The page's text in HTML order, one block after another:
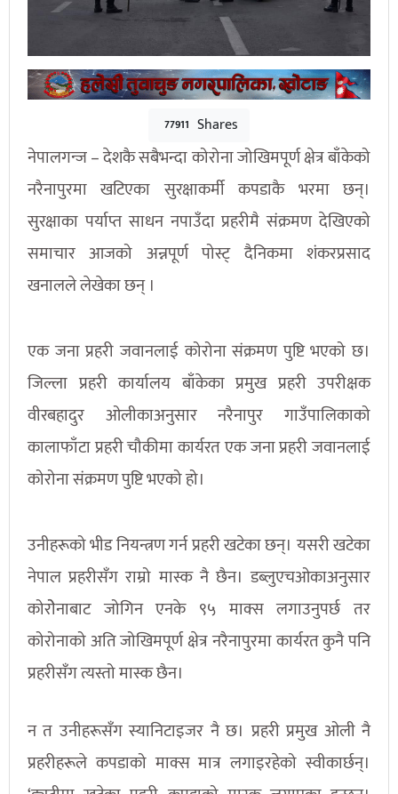
77911 Shares
नेपालगन्ज – देशकै सबैभन्दा कोरोना जोखिमपूर्ण क्षेत्र बाँकेको
नरैनापुरमा खटिएका सुरक्षाकर्मी कपडाकै भरमा छन्।
सुरक्षाका पर्याप्त साधन नपाउँदा प्रहरीमै संक्रमण देखिएको
समाचार आजको अन्नपूर्ण पोस्ट् दैनिकमा शंकरप्रसाद
खनालले लेखेका छन् ।
एक जना प्रहरी जवानलाई कोरोना संक्रमण पुष्टि भएको छ।
जिल्ला प्रहरी कार्यालय बाँकेका प्रमुख प्रहरी उपरीक्षक
वीरबहादुर ओलीकाअनुसार नरैनापुर गाउँपालिकाको
कालाफाँटा प्रहरी चौकीमा कार्यरत एक जना प्रहरी जवानलाई
कोरोना संक्रमण पुष्टि भएको हो।
उनीहरूको भीड नियन्त्रण गर्न प्रहरी खटेका छन्। यसरी खटेका
नेपाल प्रहरीसँग राम्रो मास्क नै छैन। डब्लुएचओकाअनुसार
कोरोेनाबाट जोगिन एनके ९५ माक्स लगाउनुपर्छ तर
कोरोनाको अति जोखिमपूर्ण क्षेत्र नरैनापुरमा कार्यरत कुनै पनि
प्रहरीसँग त्यस्तो मास्क छैन।
न त उनीहरूसँग स्यानिटाइजर नै छ। प्रहरी प्रमुख ओली नै
प्रहरीहरूले कपडाको माक्स मात्र लगाइरहेको स्वीकार्छन्।